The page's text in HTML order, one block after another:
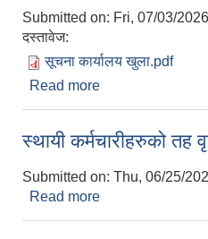
Submitted on: Fri, 07/03/
दस्तावेज:
सूचना कार्यालय खुला.pdf
Read more
स्थायी कर्मचारीहरुको तह
Submitted on: Thu, 06/25/
Read more